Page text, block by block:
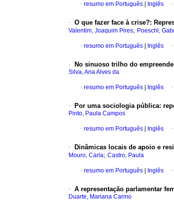
· resumo em Português Inglês ·
· O que fazer face à crise?:
Valentim, Joaquim Pires; Poeschl,
· resumo em Português Inglês ·
· No sinuoso trilho do
Silva, Ana Alves da
· resumo em Português Inglês ·
· Por uma sociologia pública:
Pinto, Paula Campos
· resumo em Português Inglês ·
· Dinâmicas locais de apoio e
Mouro, Carla; Castro, Paula
· resumo em Português Inglês ·
· A representação parlamentar
Duarte, Mariana Carmo